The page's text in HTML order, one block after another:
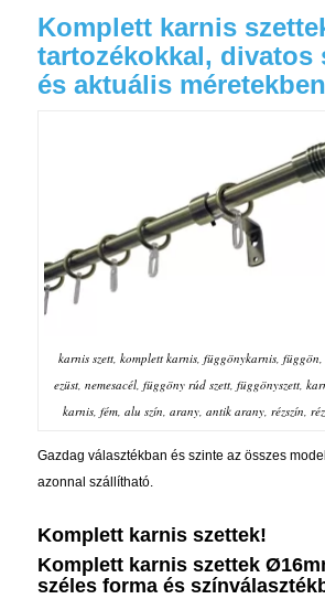
Komplett karnis
tartozékokkal, divatos
és aktuális
karnis szett, komplett karnis, függönykarnis, függön,
ezüst, nemesacél, függöny rúd szett, függönyszett,
karnis, fém, alu szín, arany, antik arany, rézszín,
Gazdag választékban és szinte az összes
azonnal szállítható.
Komplett karnis szettek!
Komplett karnis szettek
széles forma és